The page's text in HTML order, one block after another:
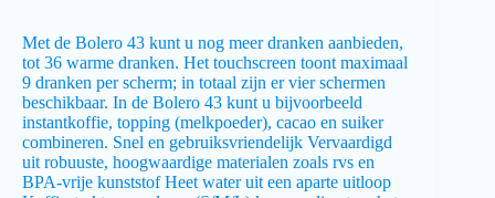
Met de Bolero 43 kunt u nog meer dranken aanbieden,
tot 36 warme dranken. Het touchscreen toont maximaal
9 dranken per scherm; in totaal zijn er vier schermen
beschikbaar. In de Bolero 43 kunt u bijvoorbeeld
instantkoffie, topping (melkpoeder), cacao en suiker
combineren. Snel en gebruiksvriendelijk Vervaardigd
uit robuuste, hoogwaardige materialen zoals rvs en
BPA-vrije kunststof Heet water uit een aparte uitloop